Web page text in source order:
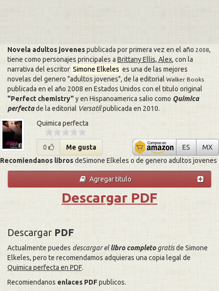
Novela adultos jovenespublicada por primera vez en el año 2008,
tiene como personajes principales a Brittany Ellis, Alex, con la
narrativa del escritor Simone Elkeles es una de las mejores
novelas del genero adultos jovenes , de la editorial Walker Books
publicada en el año 2008 en Estados Unidos con el titulo original
Perfect chemistry
y en Hispanoamerica salio como Quimica
perfectade la editorial Versatilpublicada en 2010.
Quimica perfecta
0 Me gusta ESQuimica
MX
Recomiendanos librosdeSimone Elkeles o de genero adultos jovenes
Agregar titulo
Descargar PDF
Descargar PDF
Actualmente puedes descargar ellibro completogratisde Simone
Elkeles, pero te recomendamos adquieras una copia legal de
Quimica perfecta en PDF.
Recomiendanos enlaces PDFpublicos.